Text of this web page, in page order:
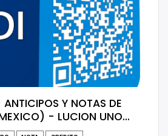
Y NOTAS DE
- LUCION UNO